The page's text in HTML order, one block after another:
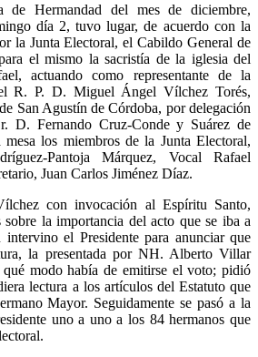
Hermandad del mes de diciembre,
día 2, tuvo lugar, de acuerdo con la
la Junta Electoral, el Cabildo General de
el mismo la sacristía de la iglesia del
actuando como representante de la
R. P. D. Miguel Ángel Vílchez Torés,
San Agustín de Córdoba, por delegación
D. Fernando Cruz-Conde y Suárez de
los miembros de la Junta Electoral,
Pantoja Márquez, Vocal Rafael
Juan Carlos Jiménez Díaz.
con invocación al Espíritu Santo,
sobre la importancia del acto que se iba a
intervino el Presidente para anunciar que
la presentada por NH. Alberto Villar
modo había de emitirse el voto; pidió
lectura a los artículos del Estatuto que
Mayor. Seguidamente se pasó a la
uno a uno a los 84 hermanos que